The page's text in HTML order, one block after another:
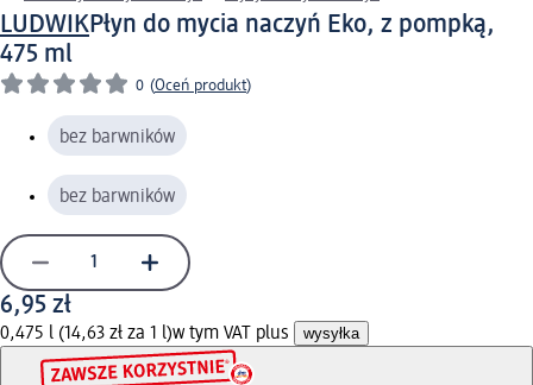
LUDWIKPłyn do mycia naczyń Eko, z pompką,
475 ml
0 (Oceń produkt)
bez barwników
bez barwników
6,95 zł
0,475 l (14,63 zł za 1 l)w tym VAT plus wysyłka